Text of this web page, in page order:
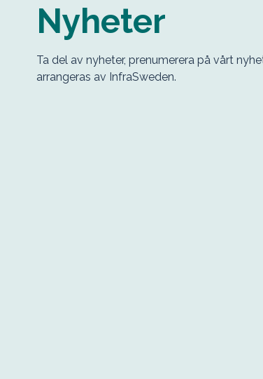
Nyheter
Ta del av nyheter, prenumerera på vårt
arrangeras av InfraSweden.